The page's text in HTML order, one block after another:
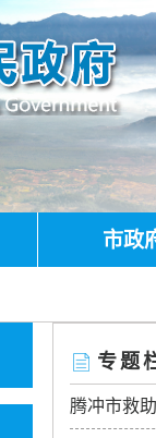
市政
专题
腾冲市救